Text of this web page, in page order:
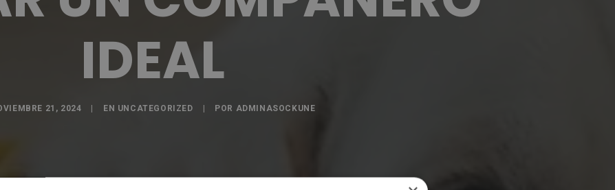
IDEAL
21, 2024 EN UNCATEGORIZED POR ADMINASOCKUNE